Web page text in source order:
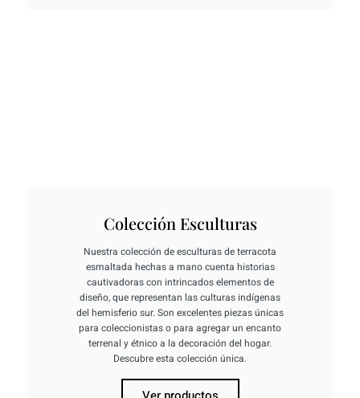
Colección Esculturas
Nuestra colección de esculturas de terracota
esmaltada hechas a mano cuenta historias
cautivadoras con intrincados elementos de
diseño, que representan las culturas indígenas
del hemisferio sur. Son excelentes piezas únicas
para coleccionistas o para agregar un encanto
terrenal y étnico a la decoración del hogar.
Descubre esta colección única.